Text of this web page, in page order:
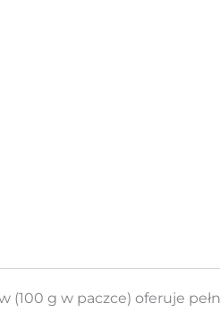
(100 g w paczce) oferuje